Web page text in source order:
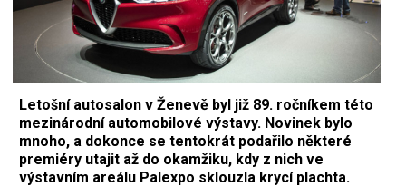
Letošní autosalon v Ženevě byl již 89. ročníkem této
mezinárodní automobilové výstavy. Novinek bylo
mnoho, a dokonce se tentokrát podařilo některé
premiéry utajit až do okamžiku, kdy z nich ve
výstavním areálu Palexpo sklouzla krycí plachta.